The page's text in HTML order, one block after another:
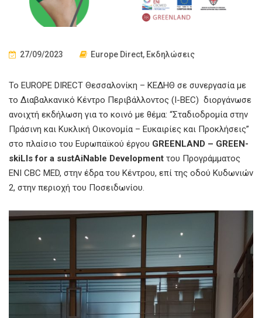
27/09/2023 Europe Direct, Εκδηλώσεις
To EUROPE DIRECT Θεσσαλονίκη – ΚΕΔΗΘ σε συνεργασία με
το Διαβαλκανικό Κέντρο Περιβάλλοντος (I-BEC) διοργάνωσε
ανοιχτή εκδήλωση για το κοινό με θέμα: “Σταδιοδρομία στην
Πράσινη και Κυκλική Οικονομία – Ευκαιρίες και Προκλήσεις”
στο πλαίσιο του Ευρωπαϊκού έργου GREENLAND – GREEN-
skiLls for a sustAiNable Development του Προγράμματος
ENI CBC MED, στην έδρα του Κέντρου, επί της οδού Κυδωνιών
2, στην περιοχή του Ποσειδωνίου.